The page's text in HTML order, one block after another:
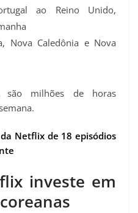
ao Reino Unido,
Nova Caledônia e Nova
são milhões de horas
Netflix de 18 episódios
investe em